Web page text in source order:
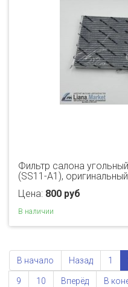
Фильтр салона
(SS11-A1), оригинальный
Цена: 800 руб
В наличии
В начало Назад 1
9 10 Вперёд В